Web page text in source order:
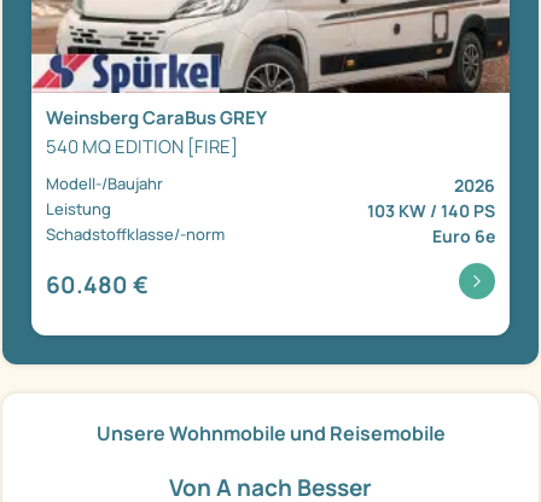
Weinsberg CaraBus GREY
540 MQ EDITION [FIRE]
Modell-/Baujahr 2026
Leistung 103 KW / 140 PS
Schadstoffklasse/-norm Euro 6e
60.480 €
Unsere Wohnmobile und Reisemobile
Von A nach Besser